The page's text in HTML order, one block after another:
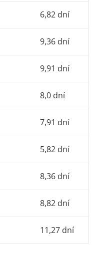
6,82 dní
9,36 dní
9,91 dní
8,0 dní
7,91 dní
5,82 dní
8,36 dní
8,82 dní
11,27 dní